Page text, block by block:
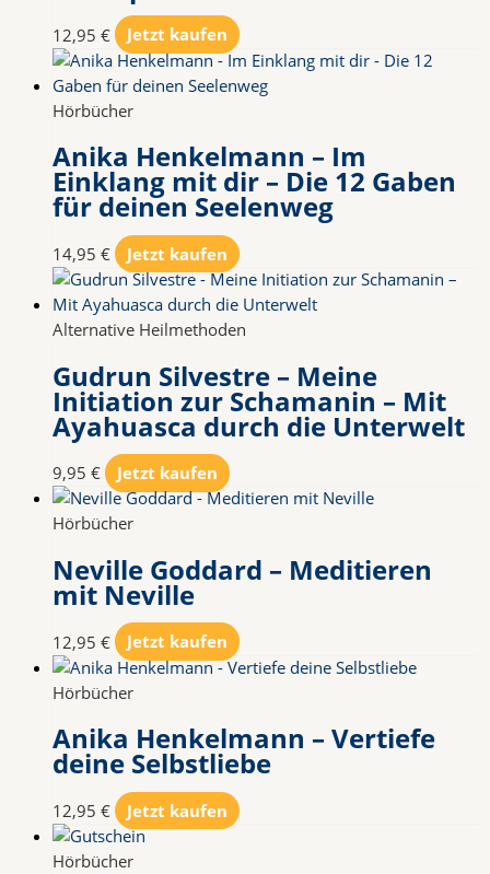
12,95 € Jetzt kaufen
Hörbücher
Anika Henkelmann – Im
Einklang mit dir – Die 12 Gaben
für deinen Seelenweg
14,95 € Jetzt kaufen
Alternative Heilmethoden
Gudrun Silvestre – Meine
Initiation zur Schamanin – Mit
Ayahuasca durch die Unterwelt
9,95 € Jetzt kaufen
Hörbücher
Neville Goddard – Meditieren
mit Neville
12,95 € Jetzt kaufen
Hörbücher
Anika Henkelmann – Vertiefe
deine Selbstliebe
12,95 € Jetzt kaufen
Hörbücher